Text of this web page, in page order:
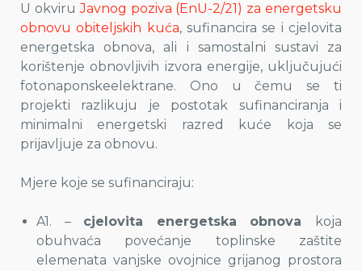
U okviruJavnog poziva (EnU-2/21) za energetsku
obnovu obiteljskih kuća, sufinancira se i cjelovita
energetska obnova, ali i samostalni sustavi za
korištenje obnovljivih izvora energije, uključujući
fotonaponskeelektrane. Ono u čemu se ti
projekti razlikuju je postotak sufinanciranja i
minimalni energetski razred kuće koja se
prijavljuje za obnovu.
Mjere koje se sufinanciraju:
A1. – cjelovita energetska obnova
koja
obuhvaća povećanje toplinske zaštite
elemenata vanjske ovojnice grijanog prostora